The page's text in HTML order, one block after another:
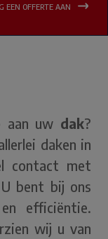
EEN OFFERTE AAN
aan uw dak?
daken in
contact met
bent bij ons
efficiëntie.
wij u van